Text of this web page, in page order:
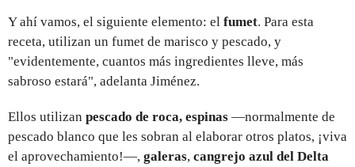
Y ahí vamos, el siguiente elemento: el fumet. Para esta
receta, utilizan un fumet de marisco y pescado, y
"evidentemente, cuantos más ingredientes lleve, más
sabroso estará", adelanta Jiménez.
Ellos utilizan pescado de roca, espinas —normalmente de
pescado blanco que les sobran al elaborar otros platos, ¡viva
el aprovechamiento!—, galeras, cangrejo azul del Delta